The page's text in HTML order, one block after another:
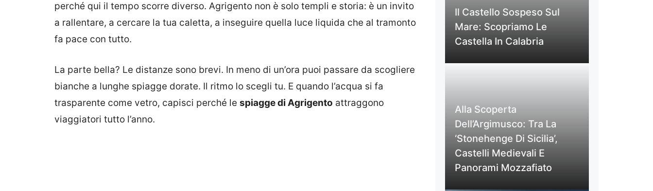
perché qui il tempo scorre diverso. Agrigento non è solo templi e storia: è un invito
a rallentare, a cercare la tua caletta, a inseguire quella luce liquida che al tramonto
fa pace con tutto.
La parte bella? Le distanze sono brevi. In meno di un’ora puoi passare da scogliere
bianche a lunghe spiagge dorate. Il ritmo lo scegli tu. E quando l’acqua si fa
trasparente come vetro, capisci perché le spiagge di Agrigento attraggono
viaggiatori tutto l’anno.
Il Castello Sospeso Sul
Mare: Scopriamo Le
Castella In Calabria
Alla Scoperta
Dell’Argimusco: Tra La
‘Stonehenge Di Sicilia’,
Castelli Medievali E
Panorami Mozzafiato